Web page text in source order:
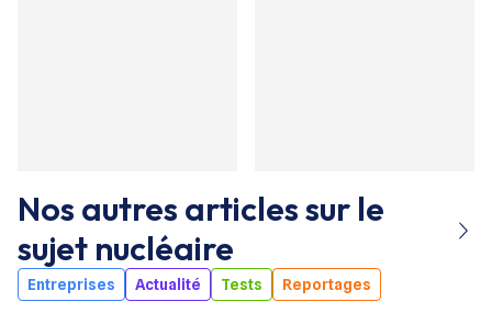
Nos autres articles sur le
sujet nucléaire
Entreprises Actualité Tests Reportages